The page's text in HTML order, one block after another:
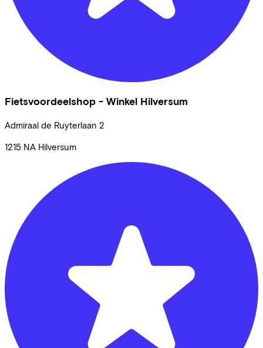
Fietsvoordeelshop - Winkel Hilversum
Admiraal de Ruyterlaan 2
1215 NA Hilversum